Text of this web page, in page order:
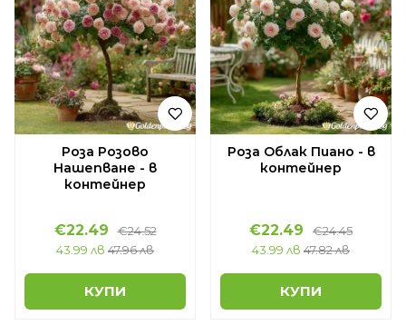
Роза Розово
Нашепване - в
контейнер
€22.49
€24.52
43.99 лв 47.96 лв
КУПИ
Роза Облак Пиано - в
контейнер
€22.49
€24.45
43.99 лв 47.82 лв
КУПИ